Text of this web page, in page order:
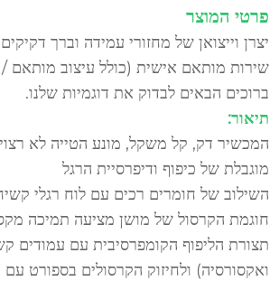
פרטי המוצר
יצרן וייצואן של מחזורי עמידה וברך
שירות מותאם אישית (כולל עיצוב מותאם
ברוכים הבאים לבדוק את דוגמיות שלנו.
תיאור:
המכשיר דק, קל משקל, מונע הטייה לא
מוגבלת של כיפוף ודיפרסיית הרגל
השילוב של חומרים רכים עם לוח רגלי
חוגמת הקרסול של מושן מציעה תמיכה
תצורת הליפוף הקומפרסיבית עם עמודים
ואקסורסיה) ולחיזוק הקרסולים בספורט עם